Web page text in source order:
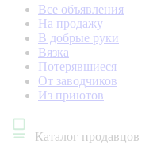
Все объявления
На продажу
В добрые руки
Вязка
Потерявшиеся
От заводчиков
Из приютов
Каталог продавцов